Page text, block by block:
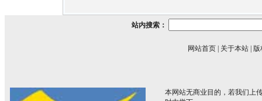
站内搜索：
网站首页 关于本站 版
本网站无商业目的，若我们上